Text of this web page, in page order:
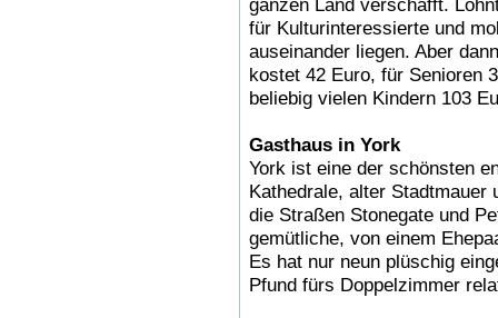
für Kulturinteressierte und
auseinander liegen. Aber
kostet 42 Euro, für Senioren
beliebig vielen Kindern 103
Gasthaus in York
York ist eine der schönsten
Kathedrale, alter Stadtmauer
die Straßen Stonegate und
gemütliche, von einem
Es hat nur neun plüschig
Pfund fürs Doppelzimmer